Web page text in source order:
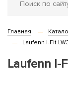
Главная
Laufenn I-Fit
Laufenn I-